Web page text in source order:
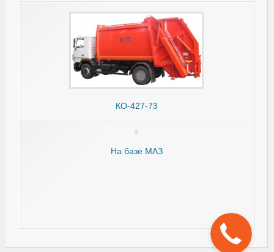
КО-427-73
На базе МАЗ